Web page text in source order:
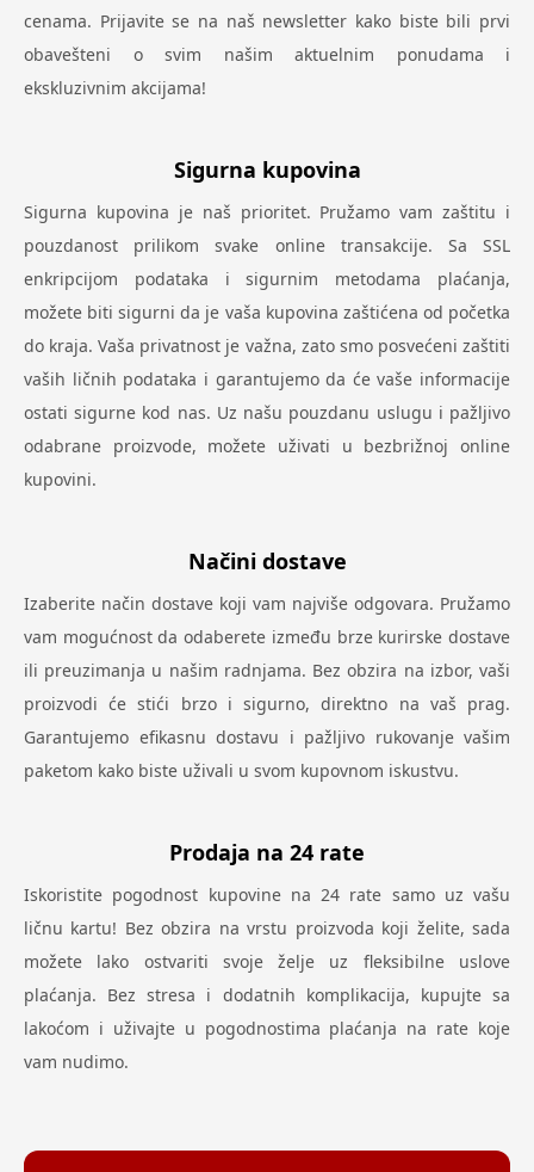
cenama. Prijavite se na naš newsletter kako biste bili prvi
obavešteni o svim našim aktuelnim ponudama i
ekskluzivnim akcijama!
Sigurna kupovina
Sigurna kupovina je naš prioritet. Pružamo vam zaštitu i
pouzdanost prilikom svake online transakcije. Sa SSL
enkripcijom podataka i sigurnim metodama plaćanja,
možete biti sigurni da je vaša kupovina zaštićena od početka
do kraja. Vaša privatnost je važna, zato smo posvećeni zaštiti
vaših ličnih podataka i garantujemo da će vaše informacije
ostati sigurne kod nas. Uz našu pouzdanu uslugu i pažljivo
odabrane proizvode, možete uživati u bezbrižnoj online
kupovini.
Načini dostave
Izaberite način dostave koji vam najviše odgovara. Pružamo
vam mogućnost da odaberete između brze kurirske dostave
ili preuzimanja u našim radnjama. Bez obzira na izbor, vaši
proizvodi će stići brzo i sigurno, direktno na vaš prag.
Garantujemo efikasnu dostavu i pažljivo rukovanje vašim
paketom kako biste uživali u svom kupovnom iskustvu.
Prodaja na 24 rate
Iskoristite pogodnost kupovine na 24 rate samo uz vašu
ličnu kartu! Bez obzira na vrstu proizvoda koji želite, sada
možete lako ostvariti svoje želje uz fleksibilne uslove
plaćanja. Bez stresa i dodatnih komplikacija, kupujte sa
lakoćom i uživajte u pogodnostima plaćanja na rate koje
vam nudimo.